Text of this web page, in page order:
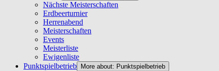
Nächste Meisterschaften
Erdbeerturnier
Herrenabend
Meisterschaften
Events
Meisterliste
Ewigenliste
Punktspielbetrieb
More about: Punktspielbetrieb